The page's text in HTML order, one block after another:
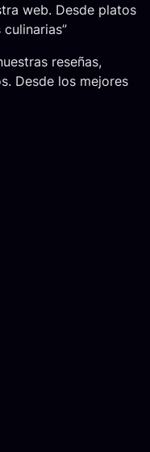
web. Desde platos
reseñas,
Desde los mejores